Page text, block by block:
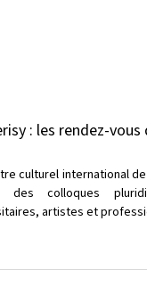
: les rendez-vous
culturel international
des colloques
artistes et